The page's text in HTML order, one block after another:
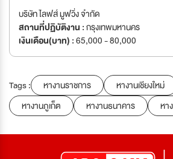
บริษัท ไลฟส์ มูฟวิ่ง จำกัด
สถานที่ปฏิบัติงาน :กรุงเทพมหานคร
เงินเดือน(บาท) :65,000 - 80,000
Tags : หางานราชการ หางานเชียงใหม่
หางานภูเก็ต
หางานธนาคาร หา